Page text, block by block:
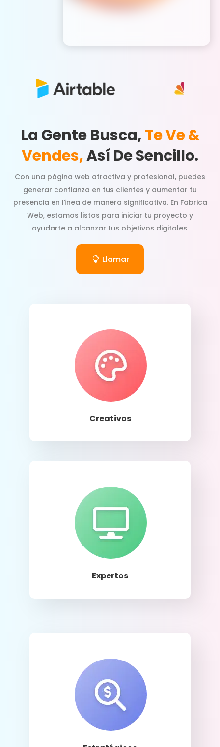
La Gente Busca,Te Ve &
Vendes,Así De Sencillo.
Con una página web atractiva y profesional, puedes
generar confianza en tus clientes y aumentar tu
presencia en línea de manera significativa. En Fabrica
Web, estamos listos para iniciar tu proyecto y
ayudarte a alcanzar tus objetivos digitales.
Llamar
Creativos
Expertos